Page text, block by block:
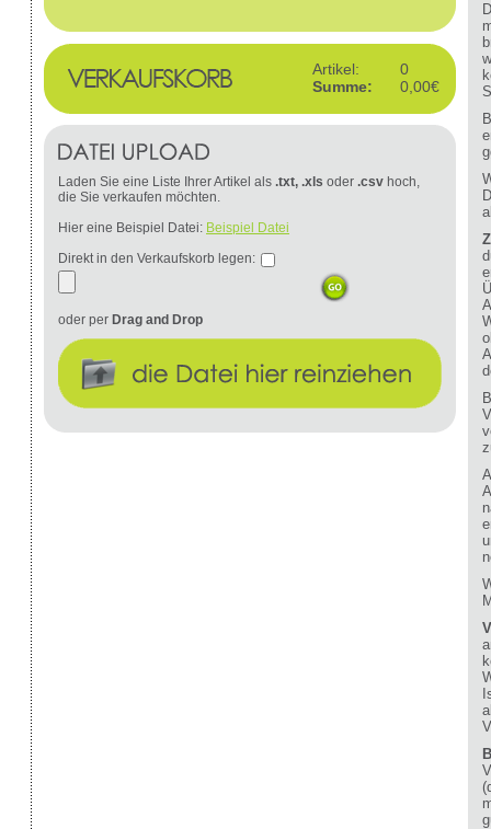
Artikel:
0
Summe:
0,00€
Laden Sie eine Liste Ihrer Artikel als .txt, .xls oder .csv hoch,
die Sie verkaufen möchten.
Hier eine Beispiel Datei: Beispiel Datei
Direkt in den Verkaufskorb legen:
oder per Drag and Drop